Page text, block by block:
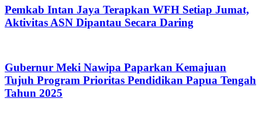
Pemkab Intan Jaya Terapkan WFH Setiap Jumat,
Aktivitas ASN Dipantau Secara Daring
Gubernur Meki Nawipa Paparkan Kemajuan
Tujuh Program Prioritas Pendidikan Papua Tengah
Tahun 2025